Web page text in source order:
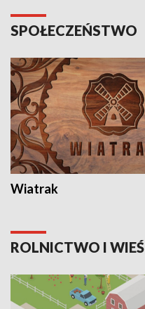
SPOŁECZEŃSTWO
Wiatrak
ROLNICTWO I WIEŚ